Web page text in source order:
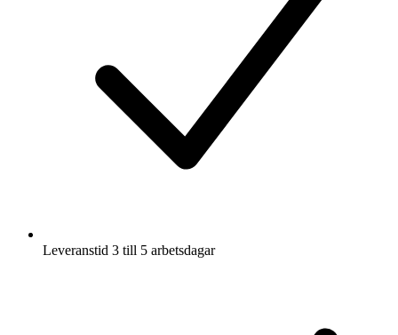
Leveranstid 3 till 5 arbetsdagar